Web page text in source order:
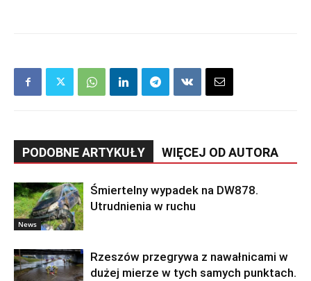
PODOBNE ARTYKUŁY WIĘCEJ OD AUTORA
News
Śmiertelny wypadek na DW878.
Utrudnienia w ruchu
Rzeszów przegrywa z nawałnicami w
dużej mierze w tych samych punktach.